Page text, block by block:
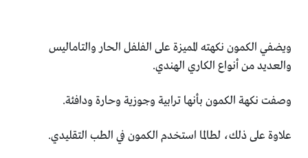
ويضفي الكمون نكهته المميزة على الفلفل الحار والتاماليس
والعديد ‏من أنواع الكاري الهندي.‏
وصفت نكهة الكمون بأنها ترابية وجوزية وحارة ودافئة.‏
علاوة على ذلك، لطالما استخدم الكمون في الطب التقليدي‎.‎